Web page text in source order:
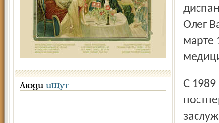
Люди ищут
Олег
марте
С 1989 года в трудное перестроечное и